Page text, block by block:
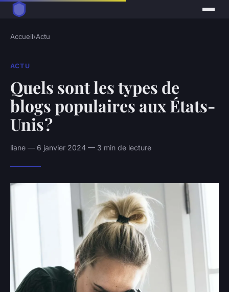
Accueil›Actu
ACTU
Quels sont les types de
blogs populaires aux États-
Unis ?
liane — 6 janvier 2024 — 3 min de lecture